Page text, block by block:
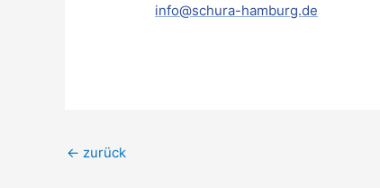
info@schura-hamburg.de
← zurück